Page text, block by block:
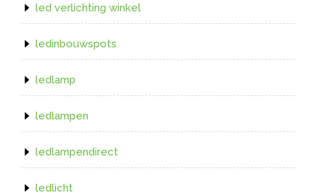
led verlichting winkel
ledinbouwspots
ledlamp
ledlampen
ledlampendirect
ledlicht